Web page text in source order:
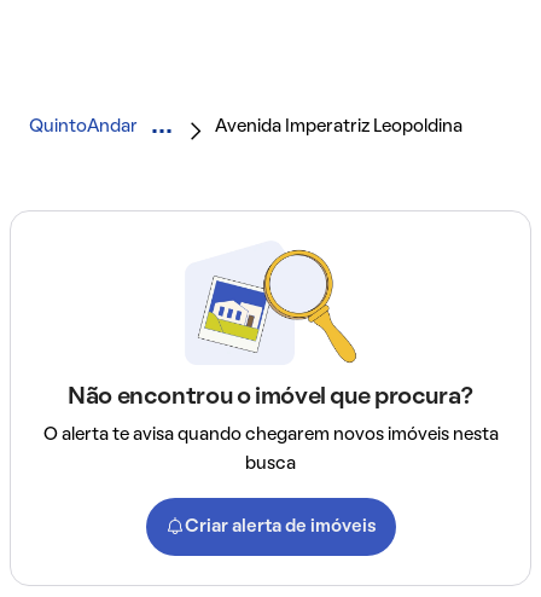
QuintoAndar Avenida Imperatriz Leopoldina
Não encontrou o imóvel que procura?
O alerta te avisa quando chegarem novos imóveis nesta
busca
Criar alerta de imóveis